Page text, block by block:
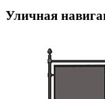
Уличная